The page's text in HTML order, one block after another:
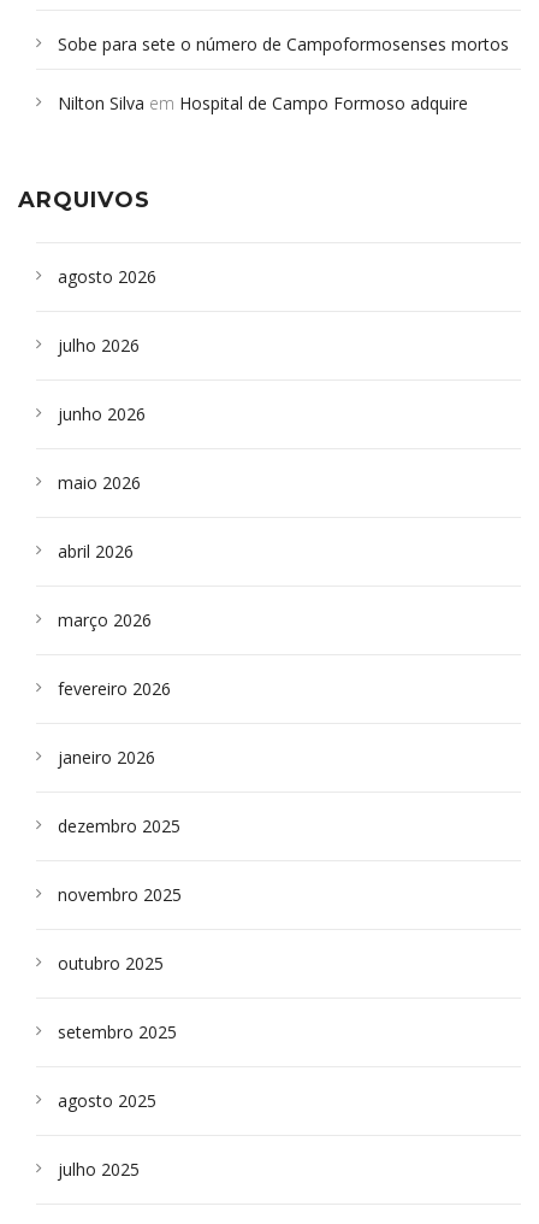
Sobe para sete o número de Campoformosenses mortos
Campoformosenses que morreram em desabamentos são
Nilton Silva em Hospital de Campo Formoso adquire
ARQUIVOS
agosto 2026
julho 2026
junho 2026
maio 2026
abril 2026
março 2026
fevereiro 2026
janeiro 2026
dezembro 2025
novembro 2025
outubro 2025
setembro 2025
agosto 2025
julho 2025